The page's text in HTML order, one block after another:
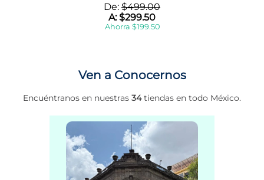
De: $499.00
A:$299.50
Ahorra $199.50
Ven a Conocernos
Encuéntranos en nuestras 34tiendas en todo México.